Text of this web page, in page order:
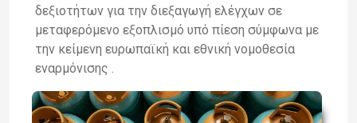
δεξιοτήτων για την διεξαγωγή ελέγχων σε
μεταφερόμενο εξοπλισμό υπό πίεση σύμφωνα με
την κείμενη ευρωπαϊκή και εθνική νομοθεσία
εναρμόνισης .